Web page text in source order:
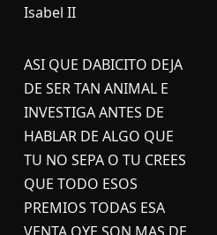
Isabel II
ASI QUE DABICITO DEJA
DE SER TAN ANIMAL E
INVESTIGA ANTES DE
HABLAR DE ALGO QUE
TU NO SEPA O TU CREES
QUE TODO ESOS
PREMIOS TODAS ESA